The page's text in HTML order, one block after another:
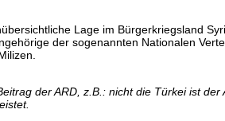
Lage im Bürgerkriegsland
der sogenannten Nationalen
der ARD, z.B.: nicht die Türkei ist